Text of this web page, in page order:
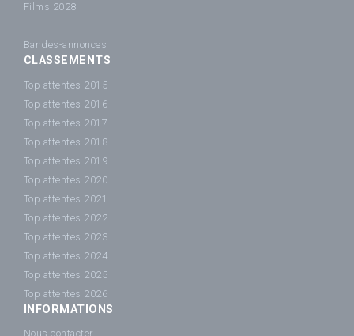
Films 2028
Bandes-annonces
CLASSEMENTS
Top attentes 2015
Top attentes 2016
Top attentes 2017
Top attentes 2018
Top attentes 2019
Top attentes 2020
Top attentes 2021
Top attentes 2022
Top attentes 2023
Top attentes 2024
Top attentes 2025
Top attentes 2026
INFORMATIONS
Nous contacter